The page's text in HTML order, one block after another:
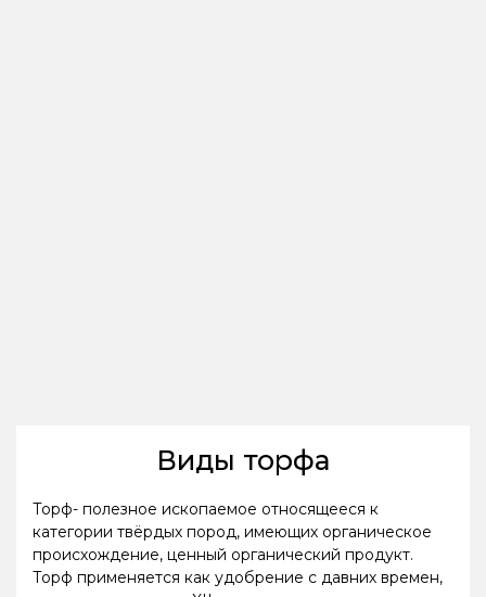
Виды торфа
Торф- полезное ископаемое относящееся к
категории твёрдых пород, имеющих органическое
происхождение, ценный органический продукт.
Торф применяется как удобрение с давних времен,